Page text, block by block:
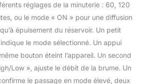
réglages de la minuterie : 60, 120
ou le mode « ON » pour une diffusion
épuisement du réservoir. Un petit
le mode sélectionné. Un appui
bouton éteint l’appareil. Un second
Low », ajuste le débit de la brume. Un
le passage en mode élevé, deux